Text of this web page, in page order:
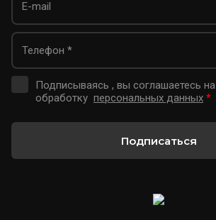
Подписываясь , вы соглашаетесь на
обработку персональных данных *
Подписаться